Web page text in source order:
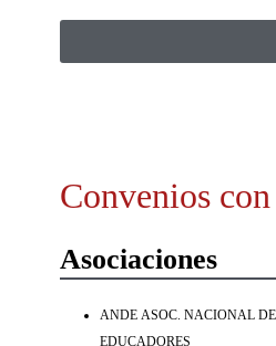
Convenios
Asociaciones
ANDE ASOC. NACIONAL DE
EDUCADORES